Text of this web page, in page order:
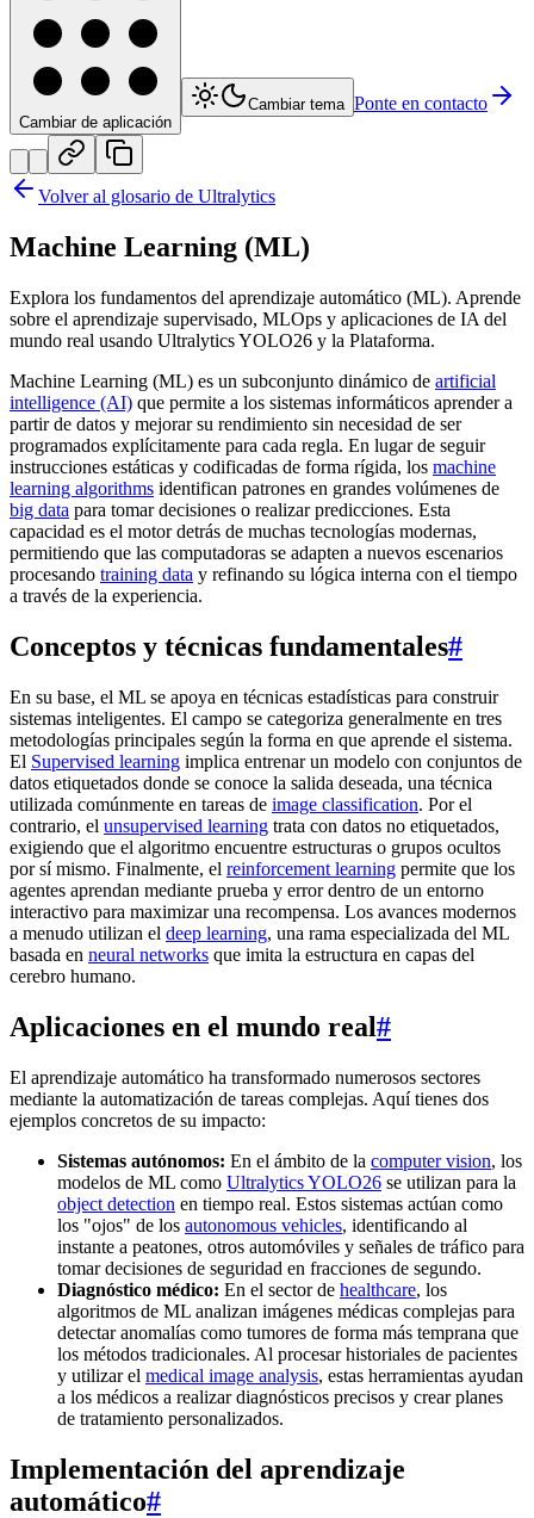
Cambiar de aplicación
Cambiar tema Ponte en contacto
Volver al glosario de Ultralytics
Machine Learning (ML)
Explora los fundamentos del aprendizaje automático (ML). Aprende
sobre el aprendizaje supervisado, MLOps y aplicaciones de IA del
mundo real usando Ultralytics YOLO26 y la Plataforma.
Machine Learning (ML) es un subconjunto dinámico de artificial
intelligence (AI) que permite a los sistemas informáticos aprender a
partir de datos y mejorar su rendimiento sin necesidad de ser
programados explícitamente para cada regla. En lugar de seguir
instrucciones estáticas y codificadas de forma rígida, los machine
learning algorithms identifican patrones en grandes volúmenes de
big data para tomar decisiones o realizar predicciones. Esta
capacidad es el motor detrás de muchas tecnologías modernas,
permitiendo que las computadoras se adapten a nuevos escenarios
procesando training data y refinando su lógica interna con el tiempo
a través de la experiencia.
Conceptos y técnicas fundamentales#
En su base, el ML se apoya en técnicas estadísticas para construir
sistemas inteligentes. El campo se categoriza generalmente en tres
metodologías principales según la forma en que aprende el sistema.
El Supervised learning implica entrenar un modelo con conjuntos de
datos etiquetados donde se conoce la salida deseada, una técnica
utilizada comúnmente en tareas de image classification. Por el
contrario, el unsupervised learning trata con datos no etiquetados,
exigiendo que el algoritmo encuentre estructuras o grupos ocultos
por sí mismo. Finalmente, el reinforcement learning permite que los
agentes aprendan mediante prueba y error dentro de un entorno
interactivo para maximizar una recompensa. Los avances modernos
a menudo utilizan el deep learning, una rama especializada del ML
basada en neural networks que imita la estructura en capas del
cerebro humano.
Aplicaciones en el mundo real#
El aprendizaje automático ha transformado numerosos sectores
mediante la automatización de tareas complejas. Aquí tienes dos
ejemplos concretos de su impacto:
Sistemas autónomos: En el ámbito de la computer vision, los
modelos de ML como Ultralytics YOLO26 se utilizan para la
object detection en tiempo real. Estos sistemas actúan como
los "ojos" de los autonomous vehicles, identificando al
instante a peatones, otros automóviles y señales de tráfico para
tomar decisiones de seguridad en fracciones de segundo.
Diagnóstico médico: En el sector de healthcare, los
algoritmos de ML analizan imágenes médicas complejas para
detectar anomalías como tumores de forma más temprana que
los métodos tradicionales. Al procesar historiales de pacientes
y utilizar el medical image analysis, estas herramientas ayudan
a los médicos a realizar diagnósticos precisos y crear planes
de tratamiento personalizados.
Implementación del aprendizaje
automático#